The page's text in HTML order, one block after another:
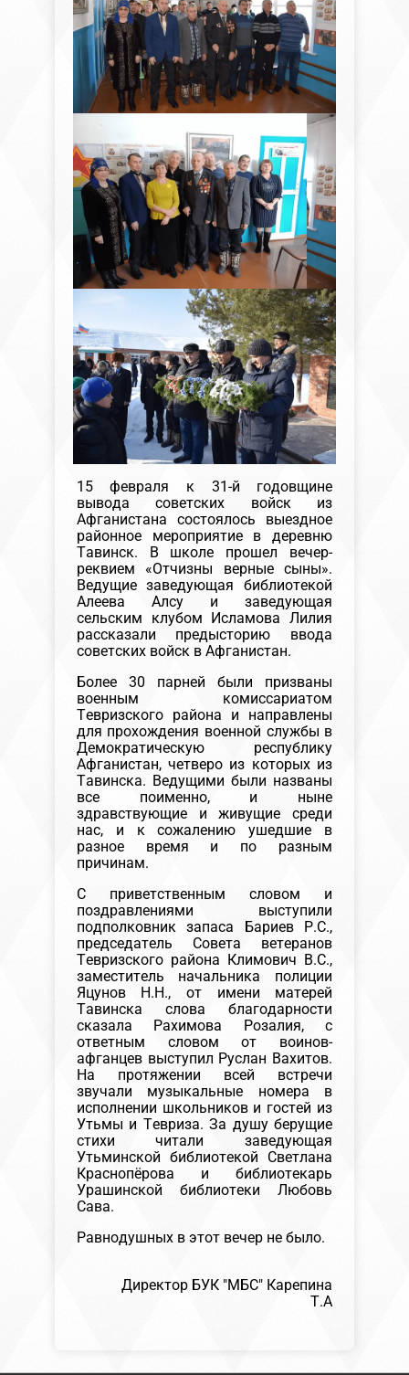
15 февраля к 31-й годовщине
вывода советских войск из
Афганистана состоялось выездное
районное мероприятие в деревню
Тавинск. В школе прошел вечер-
реквием «Отчизны верные сыны».
Ведущие заведующая библиотекой
Алеева Алсу и заведующая
сельским клубом Исламова Лилия
рассказали предысторию ввода
советских войск в Афганистан.
Более 30 парней были призваны
военным комиссариатом
Тевризского района и направлены
для прохождения военной службы в
Демократическую республику
Афганистан, четверо из которых из
Тавинска. Ведущими были названы
все поименно, и ныне
здравствующие и живущие среди
нас, и к сожалению ушедшие в
разное время и по разным
причинам.
С приветственным словом и
поздравлениями выступили
подполковник запаса Бариев Р.С.,
председатель Совета ветеранов
Тевризского района Климович В.С.,
заместитель начальника полиции
Яцунов Н.Н., от имени матерей
Тавинска слова благодарности
сказала Рахимова Розалия, с
ответным словом от воинов-
афганцев выступил Руслан Вахитов.
На протяжении всей встречи
звучали музыкальные номера в
исполнении школьников и гостей из
Утьмы и Тевриза. За душу берущие
стихи читали заведующая
Утьминской библиотекой Светлана
Краснопёрова и библиотекарь
Урашинской библиотеки Любовь
Сава.
Равнодушных в этот вечер не было.
Директор БУК "МБС" Карепина
Т.А